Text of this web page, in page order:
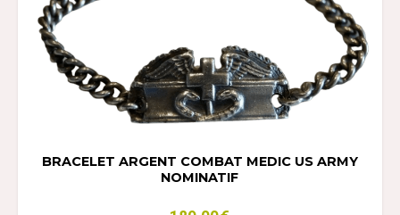
BRACELET ARGENT COMBAT MEDIC US ARMY
NOMINATIF